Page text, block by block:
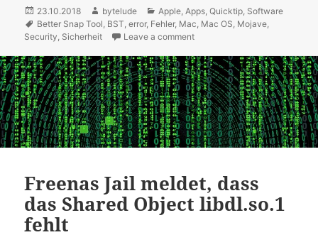
Posted
on
23.10.2018 Author
bytelude Categories
Apple,Apps,Quicktip, Software
Tags
Better Snap Tool, BST,error, Fehler, Mac, Mac OS, Mojave,
Security, Sicherheit Leave a comment
Freenas Jail meldet, dass
das Shared Object libdl.so.1
fehlt